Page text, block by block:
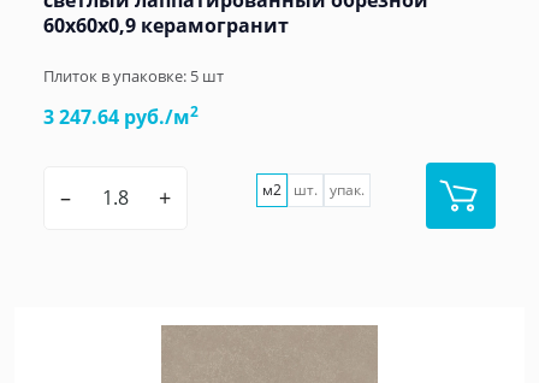
60x60x0,9 керамогранит
Плиток в упаковке: 5 шт
3 247.64 руб./м2
– + м2 шт. упак.